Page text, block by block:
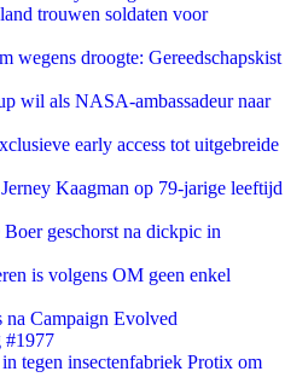
trouwen soldaten voor
wegens droogte: Gereedschapskist
wil als NASA-ambassadeur naar
early access tot uitgebreide
Kaagman op 79-jarige leeftijd
geschorst na dickpic in
is volgens OM geen enkel
Campaign Evolved
#1977
tegen insectenfabriek Protix om